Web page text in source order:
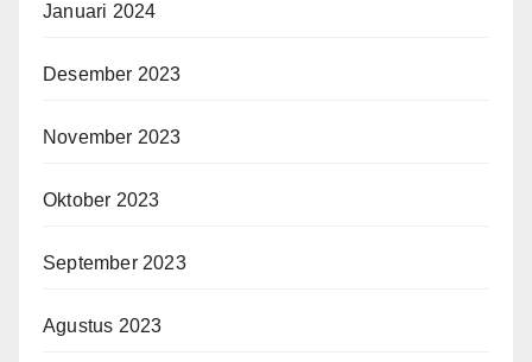
Januari 2024
Desember 2023
November 2023
Oktober 2023
September 2023
Agustus 2023